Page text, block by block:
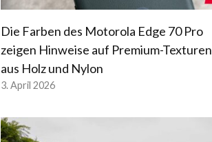
Die Farben des Motorola Edge 70 Pro
zeigen Hinweise auf Premium-Texturen
aus Holz und Nylon
3. April 2026